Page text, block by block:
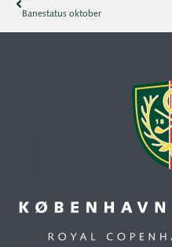
Banestatus oktober